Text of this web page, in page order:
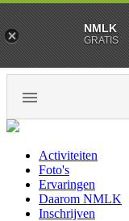
Activiteiten
Foto's
Ervaringen
Daarom NMLK
Inschrijven
NMLK
GRATIS